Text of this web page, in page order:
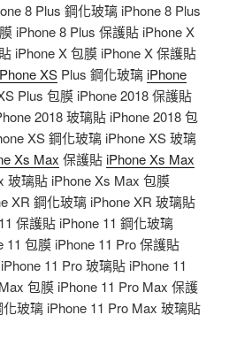
8 Plus 鋼化玻璃 iPhone 8 Plus
iPhone 8 Plus 保護貼 iPhone X
iPhone X 包膜 iPhone X 保護貼
XS Plus 鋼化玻璃iPhone
Plus 包膜 iPhone 2018 保護貼
2018 玻璃貼 iPhone 2018 包
XS 鋼化玻璃 iPhone XS 玻璃
Xs Max 保護貼iPhone Xs Max
玻璃貼 iPhone Xs Max 包膜
XR 鋼化玻璃 iPhone XR 玻璃貼
保護貼 iPhone 11 鋼化玻璃
11 包膜 iPhone 11 Pro 保護貼
11 Pro 玻璃貼 iPhone 11
包膜 iPhone 11 Pro Max 保護
玻璃 iPhone 11 Pro Max 玻璃貼